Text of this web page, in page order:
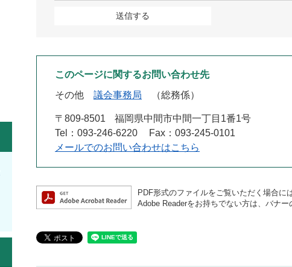
このページに関するお問い合わせ先
その他
議会事務局 総務係
〒809-8501
福岡県中間市中間一丁目1番1号
Tel：093-246-6220
Fax：093-245-0101
メールでのお問い合わせはこちら
PDF形式のファイルをご覧いただく場合に
Adobe Readerをお持ちでない方は、バナ